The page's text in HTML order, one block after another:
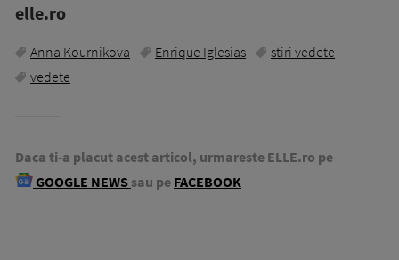
elle.ro
Anna Kournikova Enrique Iglesias
stiri vedete
vedete
Daca ti-a placut acest articol, urmareste ELLE.ro pe
GOOGLE NEWS sau pe FACEBOOK